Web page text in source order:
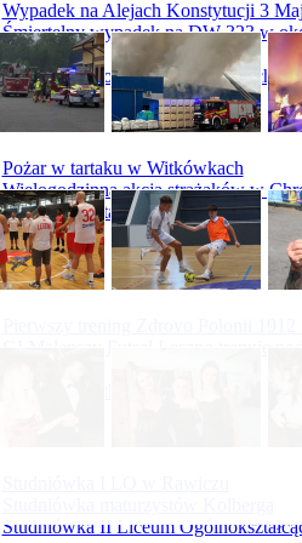
Wypadek na Alejach Konstytucji 3
Śmiertelny wypadek na DW 323 w
Góry
Wypadek na obwodnicy
Pożar w tartaku w Witkówkach
Wielogodzinna akcja strażaków w
Pożar hali tartaku w Racocie
Studniówka II Liceum